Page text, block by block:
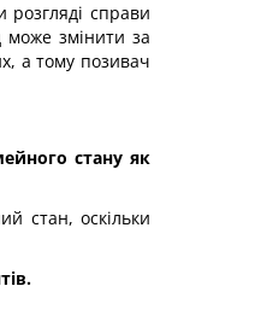
справи
може змінити за
а тому позивач
стану як
стан, оскільки